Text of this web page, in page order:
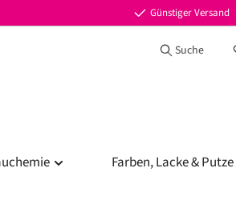
Günstiger Versand
Suche
Farben, Lacke & Putze